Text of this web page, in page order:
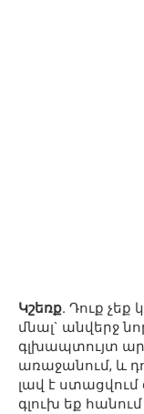
Կշեռք. Դուք չեք
մնալ` անվերջ
գլխապտույտ
առաջանում, և
լավ է ստացվում
գլուխ եք